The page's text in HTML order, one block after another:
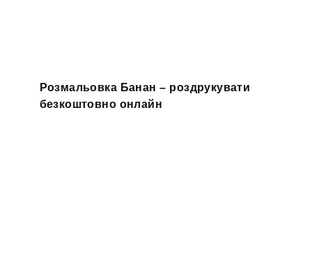
Розмальовка Банан – роздрукувати
безкоштовно онлайн